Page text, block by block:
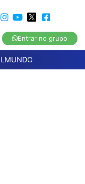
Entrar no grupo
MUNDO